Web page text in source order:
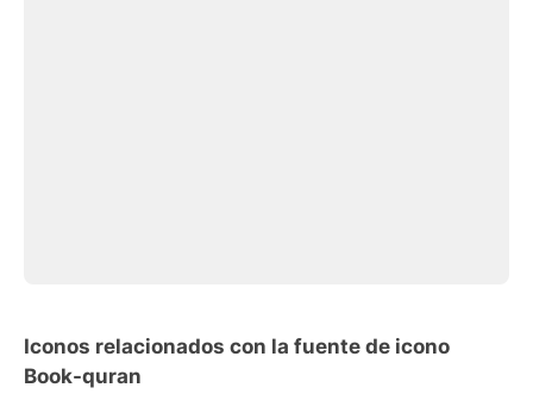
Iconos relacionados con la fuente de icono
Book-quran